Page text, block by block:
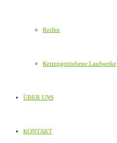
Reifen
Kettengetriebene Laufwerke
ÜBER UNS
KONTAKT